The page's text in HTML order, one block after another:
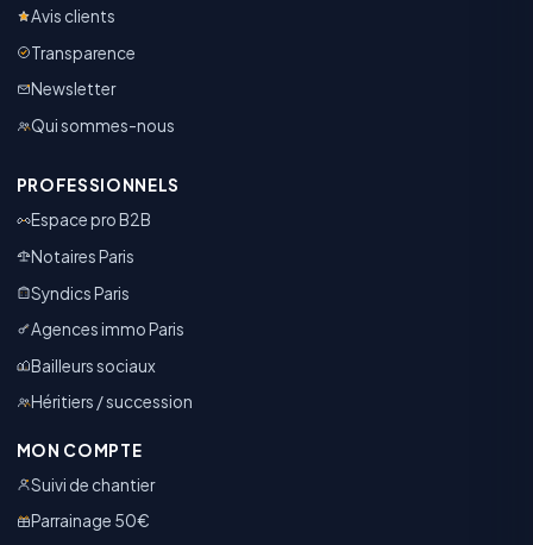
Avis clients
Transparence
Newsletter
Qui sommes-nous
PROFESSIONNELS
Espace pro B2B
Notaires Paris
Syndics Paris
Agences immo Paris
Bailleurs sociaux
Héritiers / succession
MON COMPTE
Suivi de chantier
Parrainage 50€